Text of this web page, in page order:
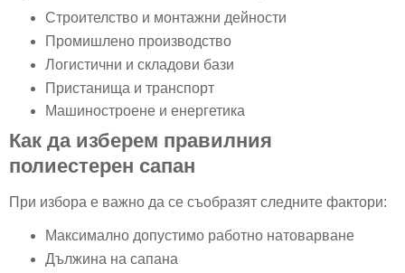
Строителство и монтажни дейности
Промишлено производство
Логистични и складови бази
Пристанища и транспорт
Машиностроене и енергетика
Как да изберем правилния
полиестерен сапан
При избора е важно да се съобразят следните фактори:
Максимално допустимо работно натоварване
Дължина на сапана